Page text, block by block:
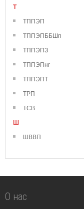
Т
ТППЭП
ТППЭПББШп
ТППЭПЗ
ТППЭПнг
ТППЭПТ
ТРП
ТСВ
Ш
ШВВП
О нас